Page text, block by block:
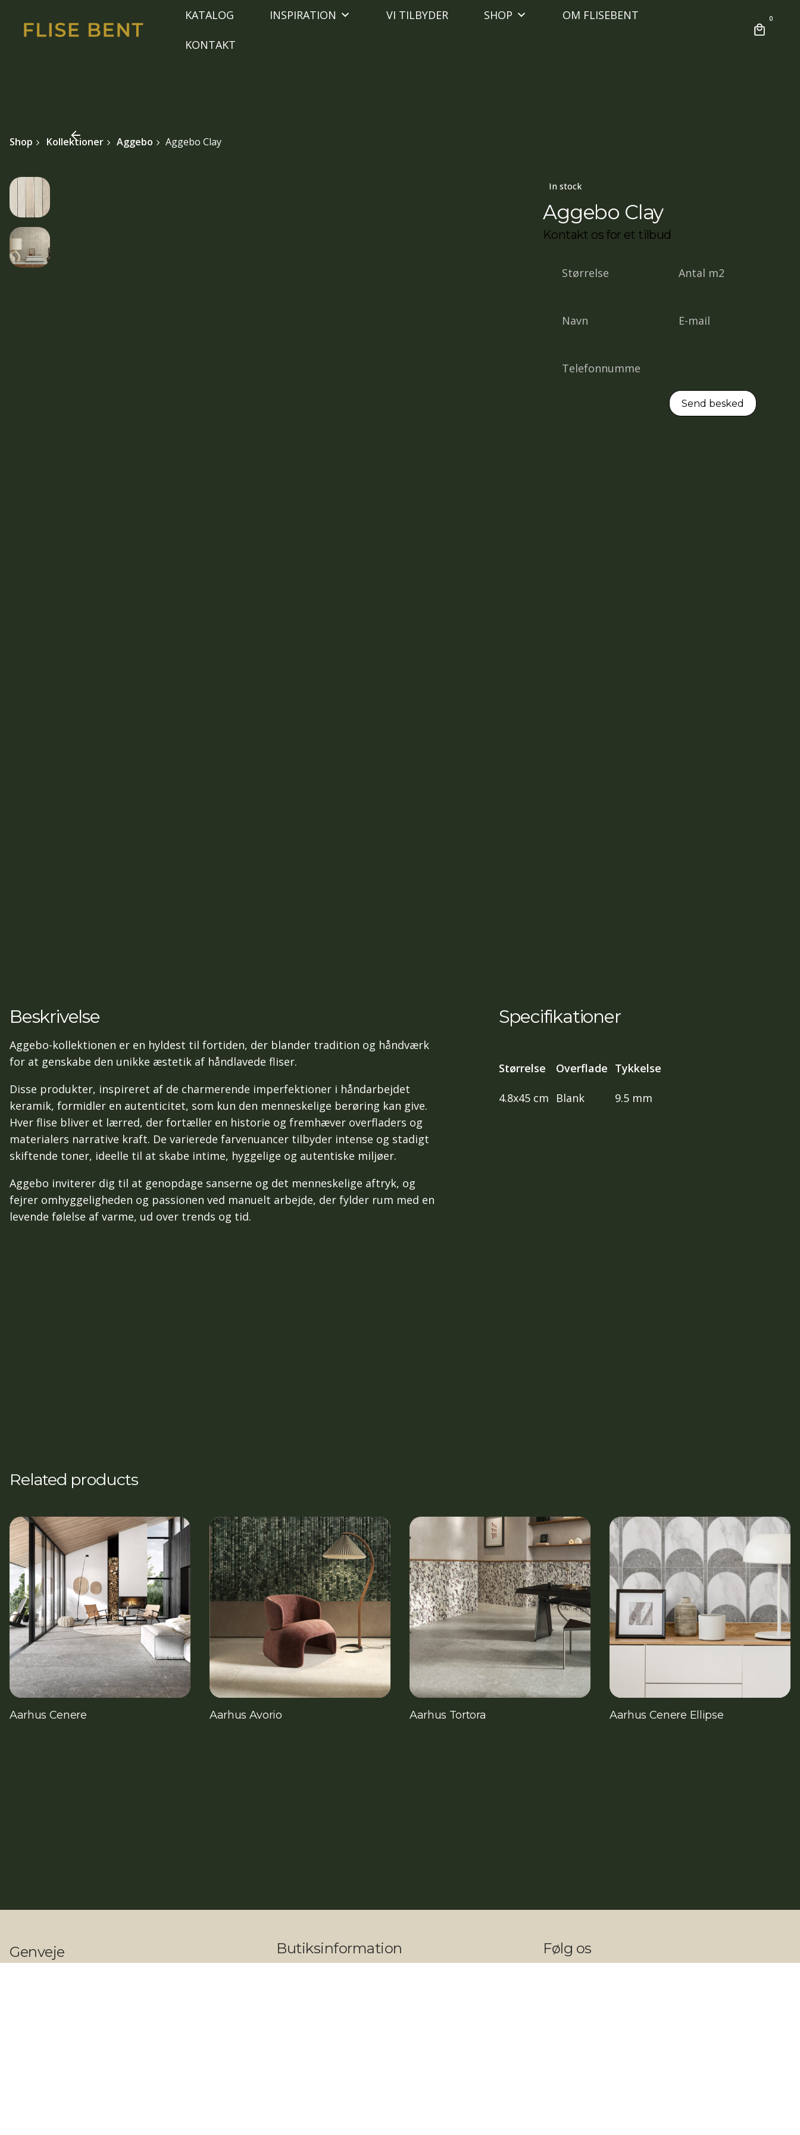
content
KATALOG INSPIRATION VI TILBYDER SHOP OM FLISEBENT
KONTAKT
0
Shop Kollektioner Aggebo Aggebo Clay
In stock
Aggebo Clay
Kontakt os for et tilbud
Beskrivelse
Aggebo-kollektionen er en hyldest til fortiden, der blander tradition og håndværk
for at genskabe den unikke æstetik af håndlavede fliser.
Disse produkter, inspireret af de charmerende imperfektioner i håndarbejdet
keramik, formidler en autenticitet, som kun den menneskelige berøring kan give.
Hver flise bliver et lærred, der fortæller en historie og fremhæver overfladers og
materialers narrative kraft. De varierede farvenuancer tilbyder intense og stadigt
skiftende toner, ideelle til at skabe intime, hyggelige og autentiske miljøer.
Aggebo inviterer dig til at genopdage sanserne og det menneskelige aftryk, og
fejrer omhyggeligheden og passionen ved manuelt arbejde, der fylder rum med en
levende følelse af varme, ud over trends og tid.
Specifikationer
Størrelse Overflade Tykkelse
4.8x45 cm Blank 9.5 mm
Related products
Aarhus Cenere Aarhus Avorio Aarhus Tortora Aarhus Cenere Ellipse
Genveje Butiksinformation Følg os